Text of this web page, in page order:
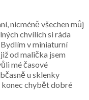
nicméně všechen můj
chvílích si ráda
v miniaturní
od malička jsem
mé časové
u sklenky
konec chybět dobré